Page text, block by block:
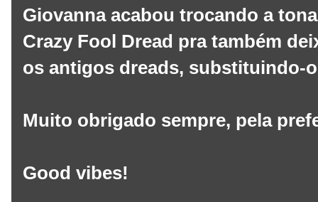
Giovanna acabou trocando a
Crazy Fool Dread pra também
os antigos dreads, substituindo-
Muito obrigado sempre, pela
Good vibes!